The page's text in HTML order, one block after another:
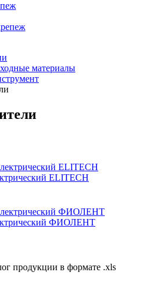
материалы
ELITECH
ФИОЛЕНТ
продукции в формате .xls